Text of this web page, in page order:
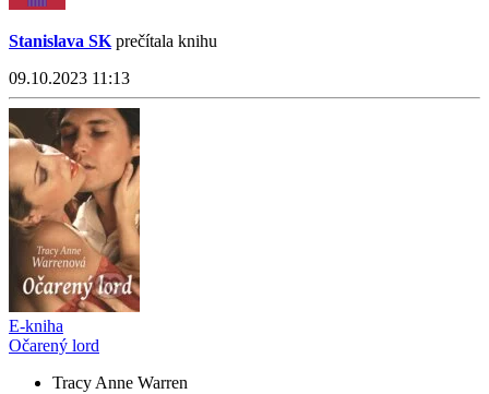
Stanislava SK prečítala knihu
09.10.2023 11:13
E-kniha
Očarený lord
Tracy Anne Warren